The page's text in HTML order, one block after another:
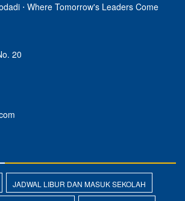
⋅ Where Tomorrow's Leaders Come
20
JADWAL LIBUR DAN MASUK SEKOLAH